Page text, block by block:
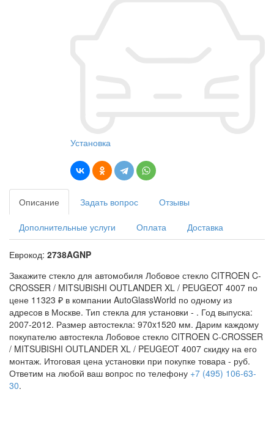
Установка
Описание Задать вопрос Отзывы
Дополнительные услуги Оплата Доставка
Еврокод: 2738AGNP
Закажите стекло для автомобиля Лобовое стекло CITROEN C-
CROSSER / MITSUBISHI OUTLANDER XL / PEUGEOT 4007 по
цене 11323 ₽ в компании AutoGlassWorld по одному из
адресов в Москве. Тип стекла для установки - . Год выпуска:
2007-2012. Размер автостекла: 970x1520 мм. Дарим каждому
покупателю автостекла Лобовое стекло CITROEN C-CROSSER
/ MITSUBISHI OUTLANDER XL / PEUGEOT 4007 скидку на его
монтаж. Итоговая цена установки при покупке товара - руб.
Ответим на любой ваш вопрос по телефону +7 (495) 106-63-
30.